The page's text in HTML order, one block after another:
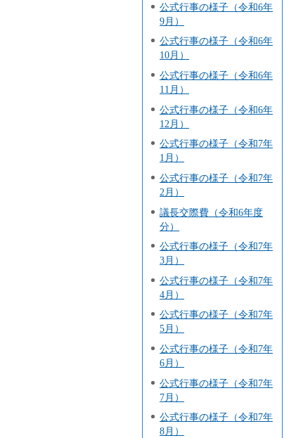
公式行事の様子（令和6年
9月）
公式行事の様子（令和6年
10月）
公式行事の様子（令和6年
11月）
公式行事の様子（令和6年
12月）
公式行事の様子（令和7年
1月）
公式行事の様子（令和7年
2月）
議長交際費（令和6年度
分）
公式行事の様子（令和7年
3月）
公式行事の様子（令和7年
4月）
公式行事の様子（令和7年
5月）
公式行事の様子（令和7年
6月）
公式行事の様子（令和7年
7月）
公式行事の様子（令和7年
8月）